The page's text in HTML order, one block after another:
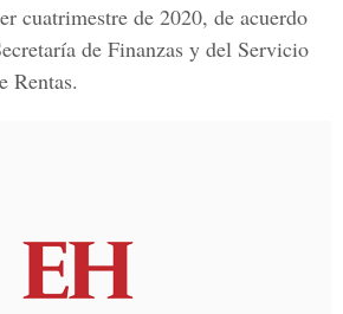
cuatrimestre de 2020, de acuerdo
de Finanzas y del Servicio
Rentas.